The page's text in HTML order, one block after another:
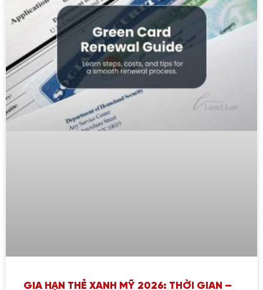
GIA HẠN THẺ XANH MỸ 2026: THỜI GIAN –